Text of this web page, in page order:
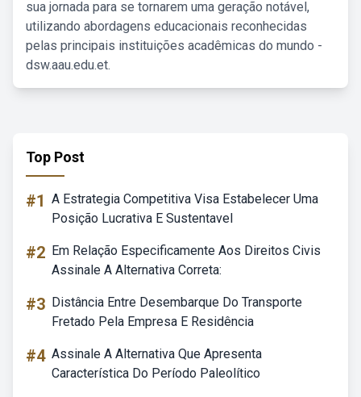
sua jornada para se tornarem uma geração notável,
utilizando abordagens educacionais reconhecidas
pelas principais instituições acadêmicas do mundo -
dsw.aau.edu.et.
Top Post
#1 A Estrategia Competitiva Visa Estabelecer Uma
Posição Lucrativa E Sustentavel
#2 Em Relação Especificamente Aos Direitos Civis
Assinale A Alternativa Correta:
#3 Distância Entre Desembarque Do Transporte
Fretado Pela Empresa E Residência
#4 Assinale A Alternativa Que Apresenta
Característica Do Período Paleolítico